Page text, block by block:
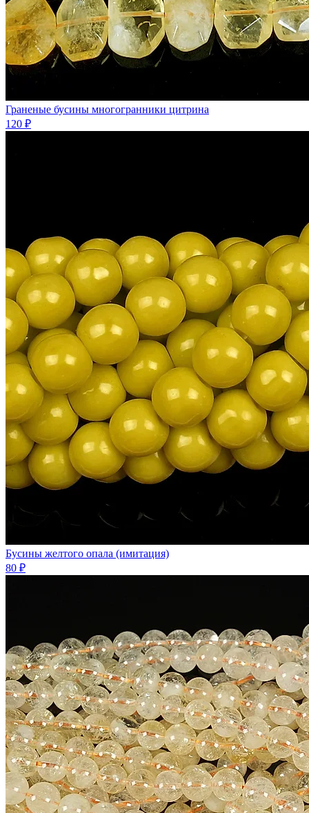
Граненые бусины многогранники цитрина
120 ₽
Бусины желтого опала (имитация)
80 ₽